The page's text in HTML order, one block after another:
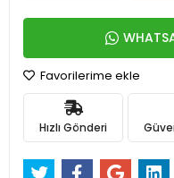
Favorilerime ekle
Hızlı Gönderi